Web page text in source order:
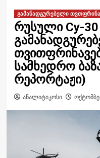
გამანადგურებელი
რუსული Cy-30
სამხედრო
რეპორტაჟი)
ანალიტიკოსი